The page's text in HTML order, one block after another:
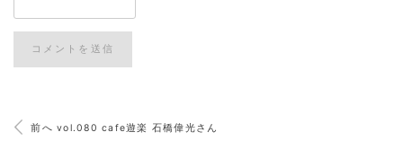
前へ vol.080 cafe遊楽 石橋偉光さん